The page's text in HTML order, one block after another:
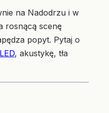
na Nadodrzu i w
rosnącą scenę
popyt. Pytaj o
LED, akustykę, tła